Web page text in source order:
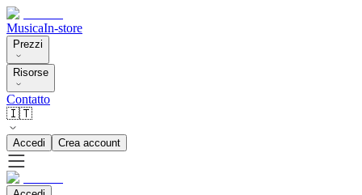
MusicaIn-store
Prezzi
Risorse
Contatto
🇮🇹
Accedi Crea account